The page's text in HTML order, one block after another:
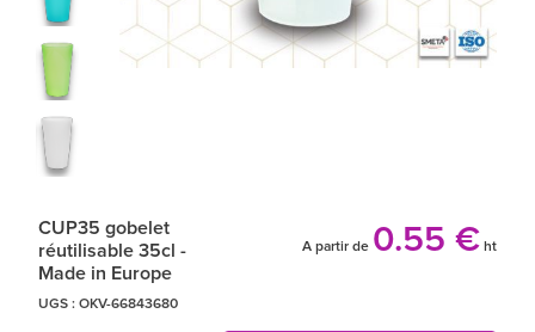
CUP35 gobelet
réutilisable 35cl -
Made in Europe
A partir de 0.55 € ht
UGS : OKV-66843680